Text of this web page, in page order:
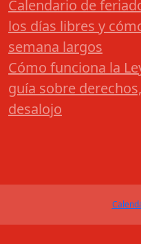
Calendario de
los días libres y
semana largos
Cómo funciona la
guía sobre
desalojo